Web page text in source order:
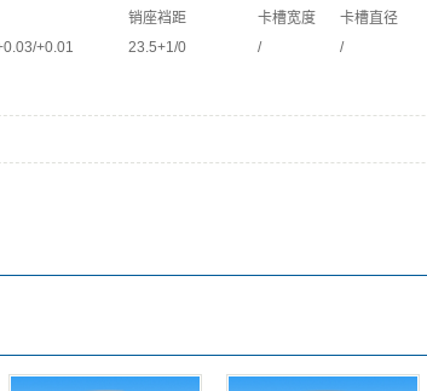
销座裆距 卡槽宽度 卡槽直径
+0.01 23.5+1/0 / /